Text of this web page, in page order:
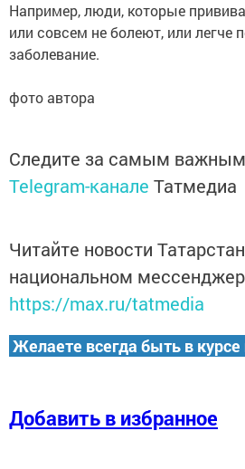
Например, люди, которые
или совсем не болеют, или легче
заболевание.
фото автора
Следите за самым
Telegram-канале Татмедиа
Читайте новости
национальном
https://max.ru/tatmedia
Желаете всегда быть в курсе
Добавить в избранное